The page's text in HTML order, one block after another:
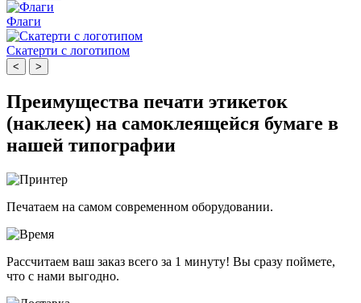
Флаги
Скатерти с логотипом
< >
Преимущества печати этикеток
(наклеек) на самоклеящейся бумаге в
нашей типографии
Печатаем на самом современном оборудовании.
Рассчитаем ваш заказ всего за 1 минуту! Вы сразу поймете,
что с нами выгодно.